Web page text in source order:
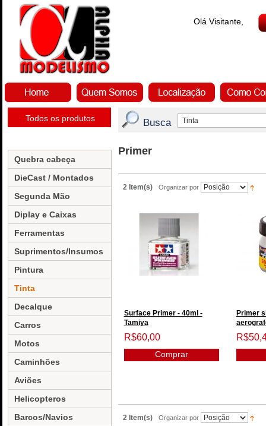
Olá Visitante,
Todos os produtos Busca
Primer
2 Item(s) Organizar por
Surface Primer - 40ml -
Tamiya
R$60,00
Comprar
Primer
2 Item(s) Organizar por
Quebra cabeça
DieCast / Montados
Segunda Mão
Diplay e Caixas
Ferramentas
Suprimentos/Insumos
Pintura
Tinta
Decalque
Carros
Motos
Caminhões
Aviões
Helicopteros
Barcos/Navios